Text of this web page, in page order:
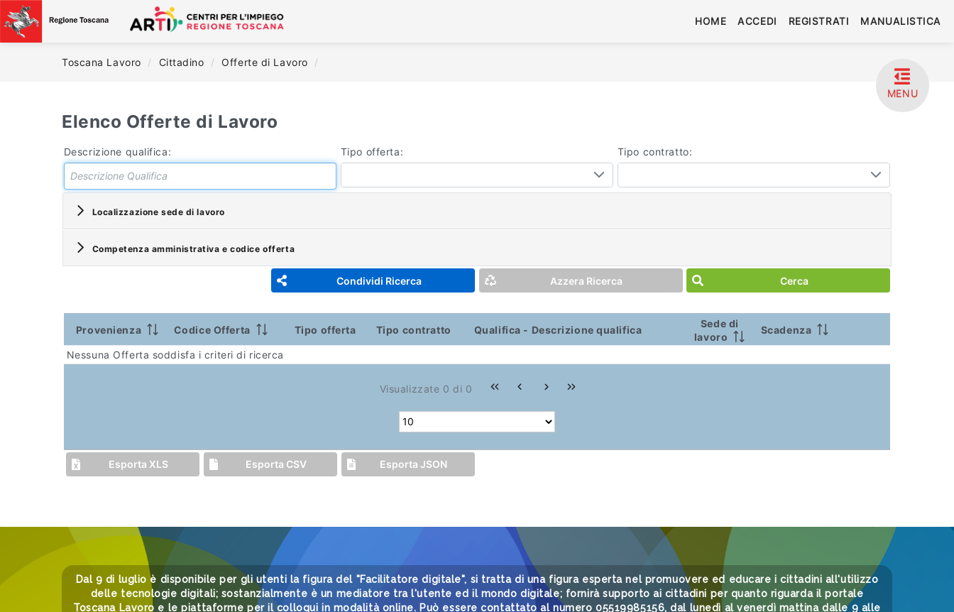
MENU
HOME ACCEDI REGISTRATI MANUALISTICA
Toscana Lavoro / Cittadino / Offerte di Lavoro /
Elenco Offerte di Lavoro
Descrizione qualifica: Tipo offerta: Tipo contratto:
Localizzazione sede di lavoro
Competenza amministrativa e codice offerta
Condividi Ricerca Azzera Ricerca Cerca
Provenienza Codice Offerta Tipo offerta Tipo contratto Qualifica - Descrizione qualifica
Sede di
lavoro
Scadenza
Nessuna Offerta soddisfa i criteri di ricerca
Visualizzate 0 di 0
Esporta XLS Esporta CSV Esporta JSON
Dal 9 di luglio è disponibile per gli utenti la figura del "Facilitatore digitale", si tratta di una figura esperta nel promuovere ed educare i cittadini all'utilizzo
delle tecnologie digitali; sostanzialmente è un mediatore tra l'utente ed il mondo digitale; fornirà supporto ai cittadini per quanto riguarda il portale
Toscana Lavoro e le piattaforme per il colloqui in modalità online. Può essere contattato al numero 05519985156, dal lunedì al venerdì mattina dalle 9 alle